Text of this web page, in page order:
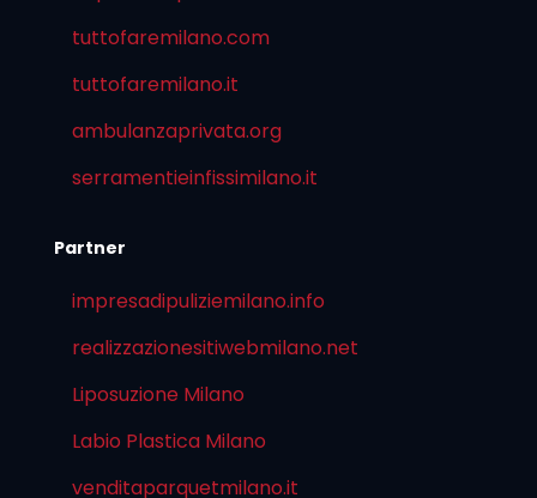
tuttofaremilano.com
tuttofaremilano.it
ambulanzaprivata.org
serramentieinfissimilano.it
Partner
impresadipuliziemilano.info
realizzazionesitiwebmilano.net
Liposuzione Milano
Labio Plastica Milano
venditaparquetmilano.it